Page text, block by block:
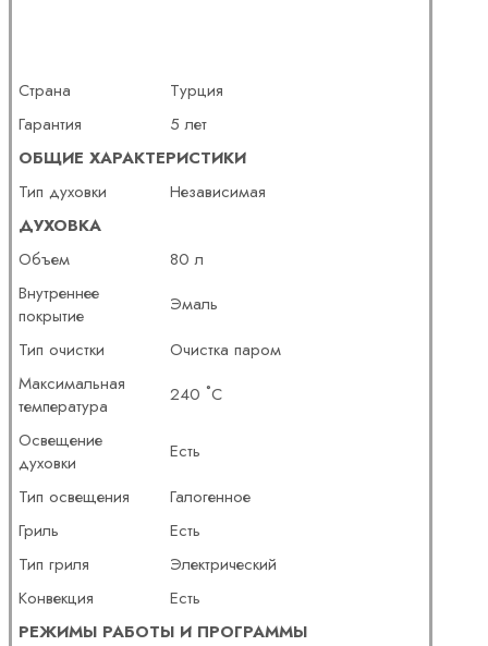
Страна
Турция
Гарантия
5 лет
ОБЩИЕ ХАРАКТЕРИСТИКИ
Тип духовки
Независимая
ДУХОВКА
Объем
80 л
Внутреннее
покрытие
Эмаль
Тип очистки
Очистка паром
Максимальная
температура
240 ˚С
Освещение
духовки
Есть
Тип освещения
Галогенное
Гриль
Есть
Тип гриля
Электрический
Конвекция
Есть
РЕЖИМЫ РАБОТЫ И ПРОГРАММЫ